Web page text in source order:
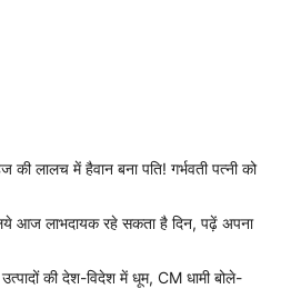
लालच में हैवान बना पति! गर्भवती पत्नी को
आज लाभदायक रहे सकता है दिन, पढ़ें अपना
की देश-विदेश में धूम, CM धामी बोले-